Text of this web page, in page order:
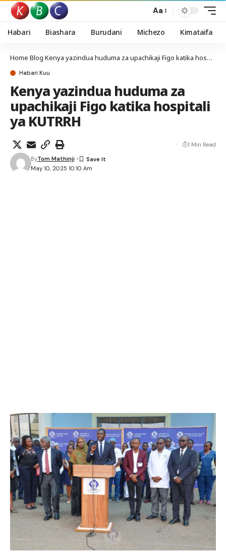
Aa
Habari Biashara Burudani Michezo Kimataifa
Home Blog Kenya yazindua huduma za upachikaji Figo katika hospitali ya KUTRRH
Habari Kuu
Kenya yazindua huduma za
upachikaji Figo katika hospitali
ya KUTRRH
May 10, 2025 10:10 Am
ByTom Mathinji
1 Min Read